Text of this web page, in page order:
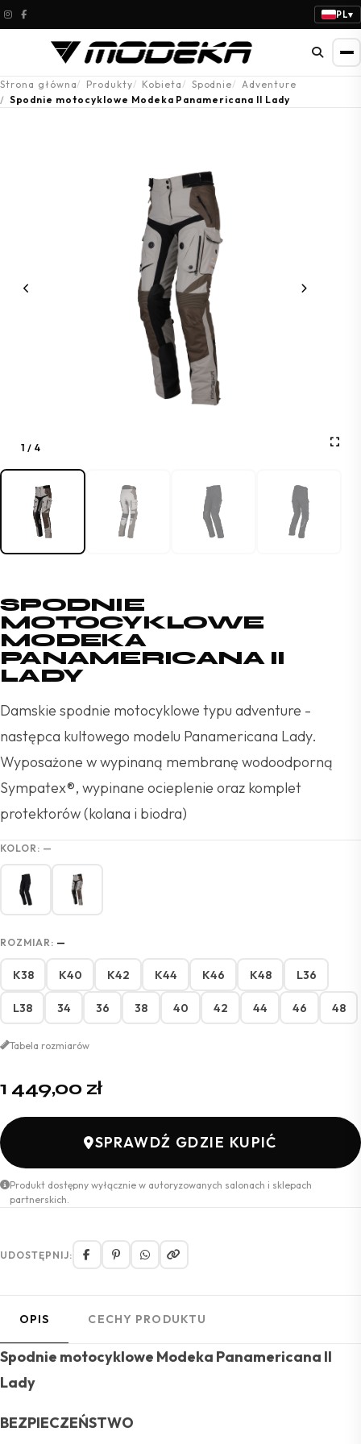
PL▾
Strona główna Produkty Kobieta Spodnie
Adventure
Spodnie motocyklowe Modeka Panamericana II Lady
1 / 4
SPODNIE
MOTOCYKLOWE
MODEKA
PANAMERICANA II
LADY
Damskie spodnie motocyklowe typu adventure -
następca kultowego modelu Panamericana Lady.
Wyposażone w wypinaną membranę wodoodporną
Sympatex®, wypinane ocieplenie oraz komplet
protektorów (kolana i biodra)
KOLOR: —
ROZMIAR: —
K38 K40 K42 K44 K46 K48 L36
L38 34 36 38 40 42 44 46 48
Tabela rozmiarów
1 449,00 zł
SPRAWDŹ GDZIE KUPIĆ
Produkt dostępny wyłącznie w autoryzowanych salonach i sklepach
partnerskich.
UDOSTĘPNIJ:
OPIS CECHY PRODUKTU
Spodnie motocyklowe Modeka Panamericana II
Lady
BEZPIECZEŃSTWO